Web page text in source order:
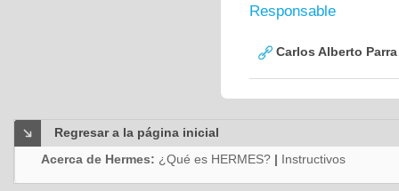
Responsable
Carlos Alberto
Regresar a la página inicial
Acerca de Hermes: ¿Qué es HERMES? | Instructivos